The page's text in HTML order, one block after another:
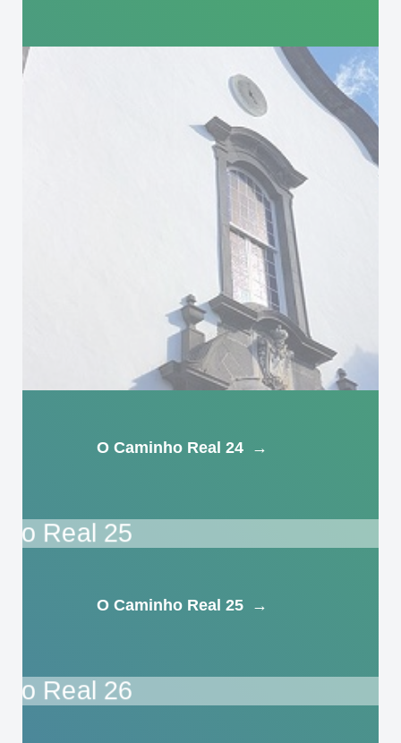
O Caminho Real 24 →
O Caminho Real 25 →